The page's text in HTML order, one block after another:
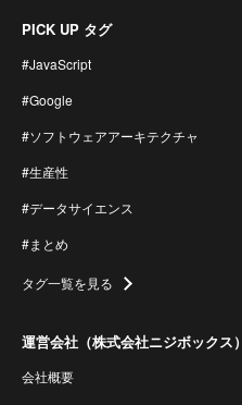
PICK UP タグ
#JavaScript
#Google
#ソフトウェアアーキテクチャ
#生産性
#データサイエンス
#まとめ
タグ一覧を見る
運営会社（株式会社ニジボックス）
会社概要